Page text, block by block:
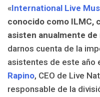
«International Live
conocido como ILMC,
asisten anualmente de
darnos cuenta de la
asistentes de este año
Rapino, CEO de Live
responsable de la